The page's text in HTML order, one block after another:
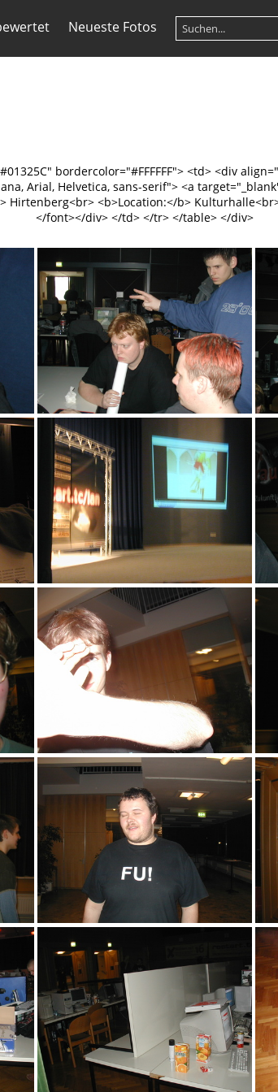
Neueste Fotos
bordercolor="#FFFFFF"> <td> <div
Arial, Helvetica, sans-serif"> <a
<b>Location:</b>
</font></div> </td> </tr> </table> </div>
aay
aan
FU! Pioxx